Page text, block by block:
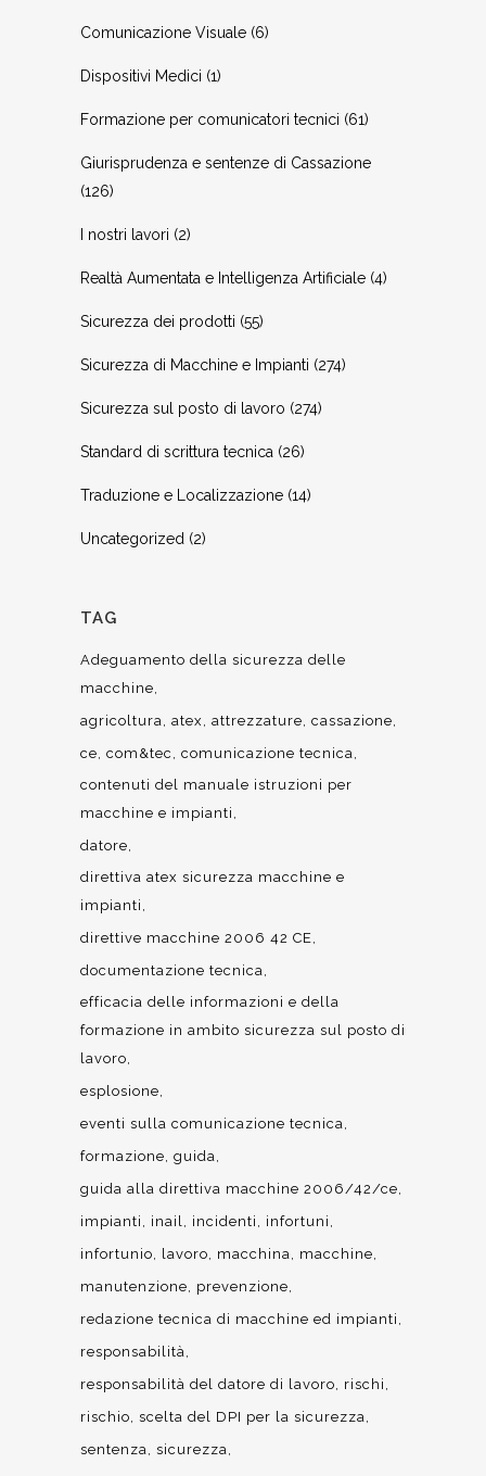
Comunicazione Visuale (6)
Dispositivi Medici (1)
Formazione per comunicatori tecnici (61)
Giurisprudenza e sentenze di Cassazione
(126)
I nostri lavori (2)
Realtà Aumentata e Intelligenza Artificiale (4)
Sicurezza dei prodotti (55)
Sicurezza di Macchine e Impianti (274)
Sicurezza sul posto di lavoro (274)
Standard di scrittura tecnica (26)
Traduzione e Localizzazione (14)
Uncategorized (2)
TAG
Adeguamento della sicurezza delle
macchine
agricoltura atex attrezzature cassazione
ce com&tec
comunicazione tecnica
contenuti del manuale istruzioni per
macchine e impianti
datore
direttiva atex sicurezza macchine e
impianti
direttive macchine 2006 42 CE
documentazione tecnica
efficacia delle informazioni e della
formazione in ambito sicurezza sul posto di
lavoro
esplosione
eventi sulla comunicazione tecnica
formazione guida
guida alla direttiva macchine 2006/42/ce
impianti
inail incidenti
infortuni
infortunio
lavoro macchina
macchine
manutenzione
prevenzione
redazione tecnica di macchine ed impianti
responsabilità
responsabilità del datore di lavoro
rischi
rischio scelta del DPI per la sicurezza
sentenza sicurezza